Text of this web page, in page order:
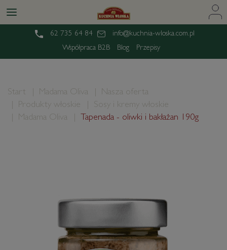
62 735 64 84
info@kuchnia-wloska.com.pl
Współpraca B2B
Blog Przepisy
Start Madama Oliva
Nasza oferta
Produkty włoskie
Sosy i kremy włoskie
Madama Oliva
Tapenada - oliwki i bakłażan 190g